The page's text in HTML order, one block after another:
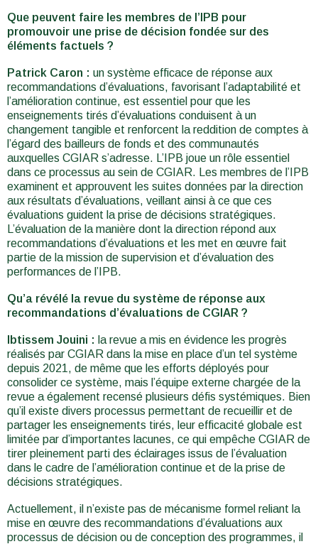
Que peuvent faire les membres de l’IPB pour
promouvoir une prise de décision fondée sur des
éléments factuels ?
Patrick Caron : un système efficace de réponse aux
recommandations d’évaluations, favorisant l’adaptabilité et
l’amélioration continue, est essentiel pour que les
enseignements tirés d’évaluations conduisent à un
changement tangible et renforcent la reddition de comptes à
l’égard des bailleurs de fonds et des communautés
auxquelles CGIAR s’adresse. L’IPB joue un rôle essentiel
dans ce processus au sein de CGIAR. Les membres de l’IPB
examinent et approuvent les suites données par la direction
aux résultats d’évaluations, veillant ainsi à ce que ces
évaluations guident la prise de décisions stratégiques.
L’évaluation de la manière dont la direction répond aux
recommandations d’évaluations et les met en œuvre fait
partie de la mission de supervision et d’évaluation des
performances de l’IPB.
Qu’a révélé la revue du système de réponse aux
recommandations d’évaluations de CGIAR ?
Ibtissem Jouini : la revue a mis en évidence les progrès
réalisés par CGIAR dans la mise en place d’un tel système
depuis 2021, de même que les efforts déployés pour
consolider ce système, mais l’équipe externe chargée de la
revue a également recensé plusieurs défis systémiques. Bien
qu’il existe divers processus permettant de recueillir et de
partager les enseignements tirés, leur efficacité globale est
limitée par d’importantes lacunes, ce qui empêche CGIAR de
tirer pleinement parti des éclairages issus de l’évaluation
dans le cadre de l’amélioration continue et de la prise de
décisions stratégiques.
Actuellement, il n’existe pas de mécanisme formel reliant la
mise en œuvre des recommandations d’évaluations aux
processus de décision ou de conception des programmes, il